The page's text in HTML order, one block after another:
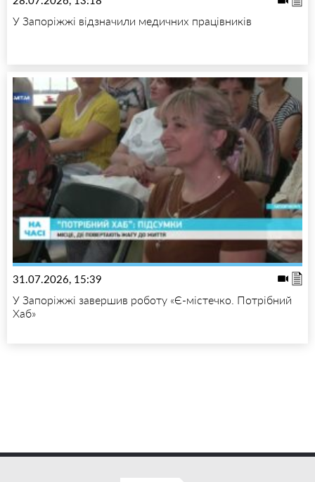
У Запоріжжі відзначили медичних працівників
31.07.2026, 15:39
У Запоріжжі завершив роботу «Є-містечко. Потрібний
Хаб»